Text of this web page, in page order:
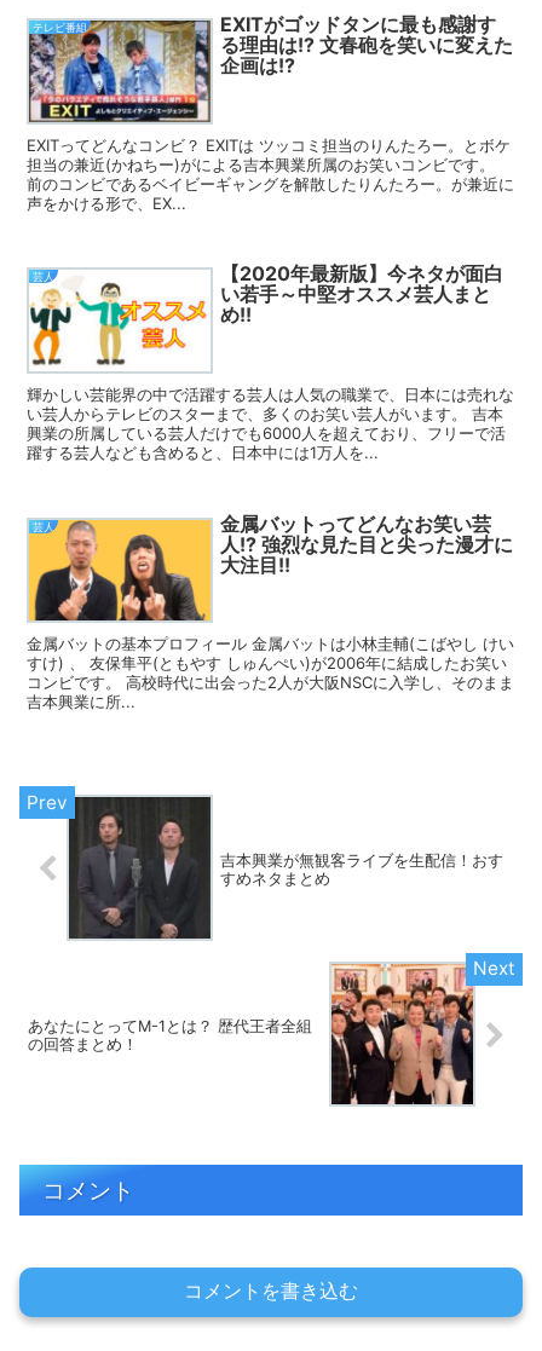
テレビ番組
EXITがゴッドタンに最も感謝す
る理由は!? 文春砲を笑いに変えた
企画は!?
EXITってどんなコンビ？ EXITは ツッコミ担当のりんたろー。とボケ
担当の兼近(かねちー)がによる吉本興業所属のお笑いコンビです。
前のコンビであるベイビーギャングを解散したりんたろー。が兼近に
声をかける形で、EX...
芸人
【2020年最新版】今ネタが面白
い若手～中堅オススメ芸人まと
め!!
輝かしい芸能界の中で活躍する芸人は人気の職業で、日本には売れな
い芸人からテレビのスターまで、多くのお笑い芸人がいます。 吉本
興業の所属している芸人だけでも6000人を超えており、フリーで活
躍する芸人なども含めると、日本中には1万人を...
芸人
金属バットってどんなお笑い芸
人!? 強烈な見た目と尖った漫才に
大注目!!
金属バットの基本プロフィール 金属バットは小林圭輔(こばやし けい
すけ) 、 友保隼平(ともやす しゅんぺい)が2006年に結成したお笑い
コンビです。 高校時代に出会った2人が大阪NSCに入学し、そのまま
吉本興業に所...
吉本興業が無観客ライブを生配信！おす
すめネタまとめ
あなたにとってM-1とは？ 歴代王者全組
の回答まとめ！
コメント
コメントを書き込む